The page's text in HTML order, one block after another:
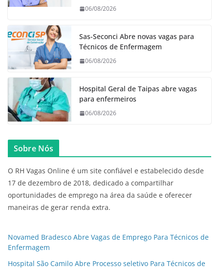
06/08/2026
Sas-Seconci Abre novas vagas para
Técnicos de Enfermagem
06/08/2026
Hospital Geral de Taipas abre vagas
para enfermeiros
06/08/2026
Sobre Nós
O RH Vagas Online é um site confiável e estabelecido desde
17 de dezembro de 2018, dedicado a compartilhar
oportunidades de emprego na área da saúde e oferecer
maneiras de gerar renda extra.
Novamed Bradesco Abre Vagas de Emprego Para Técnicos de
Enfermagem
Hospital São Camilo Abre Processo seletivo Para Técnicos de